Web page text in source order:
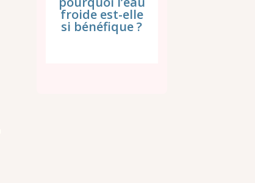
froide est-elle
si bénéfique ?